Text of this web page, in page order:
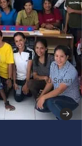
- Savu Smart